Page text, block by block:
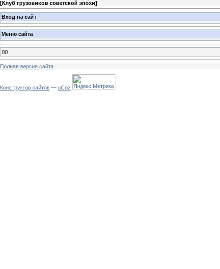
[Клуб грузовиков советской эпохи]
Вход на сайт
Меню сайта
00
Полная версия сайта
Конструктор сайтов — uCoz